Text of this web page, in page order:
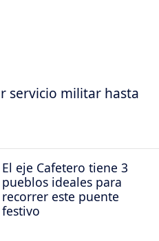
servicio militar hasta
El eje Cafetero tiene 3
pueblos ideales para
recorrer este puente
festivo